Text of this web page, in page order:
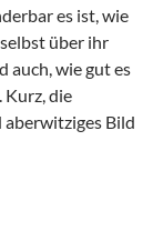
es ist, wie
über ihr
auch, wie gut es
Kurz, die
Bild